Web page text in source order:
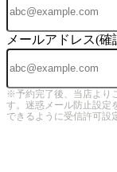
メールアドレス(確
※予約完了後、当店より
す。迷惑メール防止設定
できるように受信許可設